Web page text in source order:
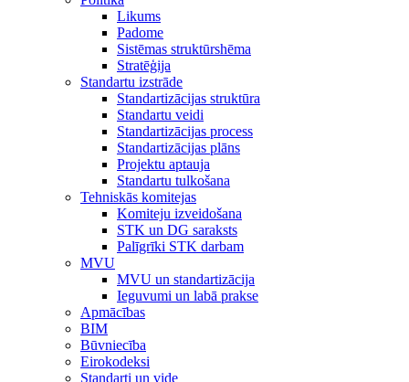
Likums
Padome
Sistēmas struktūrshēma
Stratēģija
Standartu izstrāde
Standartizācijas struktūra
Standartu veidi
Standartizācijas process
Standartizācijas plāns
Projektu aptauja
Standartu tulkošana
Tehniskās komitejas
Komiteju izveidošana
STK un DG saraksts
Palīgrīki STK darbam
MVU
MVU un standartizācija
Ieguvumi un labā prakse
Apmācības
BIM
Būvniecība
Eirokodeksi
Standarti un vide